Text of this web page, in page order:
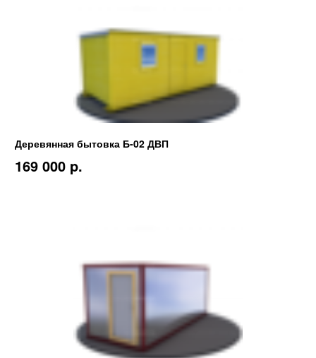
Деревянная бытовка Б-02 ДВП
169 000 p.